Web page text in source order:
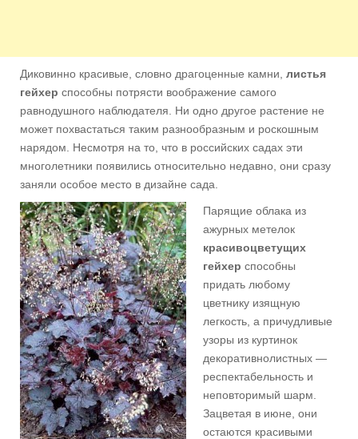
Диковинно красивые, словно драгоценные камни, листья
гейхер способны потрясти воображение самого
равнодушного наблюдателя. Ни одно другое растение не
может похвастаться таким разнообразным и роскошным
нарядом. Несмотря на то, что в российских садах эти
многолетники появились относительно недавно, они сразу
заняли особое место в дизайне сада.
Парящие облака из
ажурных метелок
красивоцветущих
гейхер способны
придать любому
цветнику изящную
легкость, а причудливые
узоры из куртинок
декоративнолистных —
респектабельность и
неповторимый шарм.
Зацветая в июне, они
остаются красивыми